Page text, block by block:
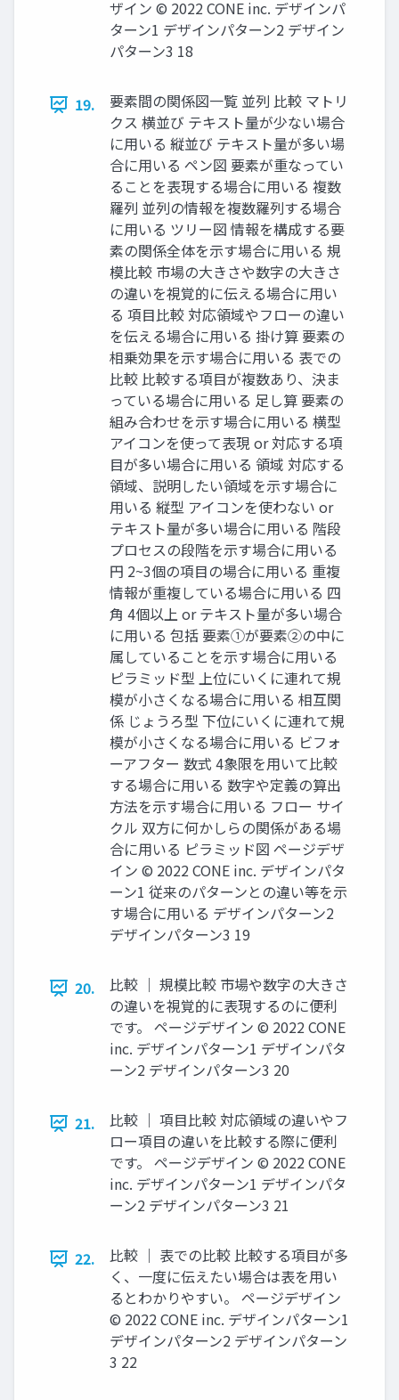
ザイン © 2022 CONE inc. デザインパ
ターン1 デザインパターン2 デザイン
パターン3 18
19.
要素間の関係図⼀覧 並列 ⽐較 マトリ
クス 横並び テキスト量が少ない場合
に⽤いる 縦並び テキスト量が多い場
合に⽤いる ペン図 要素が重なってい
ることを表現する場合に⽤いる 複数
羅列 並列の情報を複数羅列する場合
に⽤いる ツリー図 情報を構成する要
素の関係全体を⽰す場合に⽤いる 規
模⽐較 市場の⼤きさや数字の⼤きさ
の違いを視覚的に伝える場合に⽤い
る 項⽬⽐較 対応領域やフローの違い
を伝える場合に⽤いる 掛け算 要素の
相乗効果を⽰す場合に⽤いる 表での
⽐較 ⽐較する項⽬が複数あり、決ま
っている場合に⽤いる ⾜し算 要素の
組み合わせを⽰す場合に⽤いる 横型
アイコンを使って表現 or 対応する項
⽬が多い場合に⽤いる 領域 対応する
領域、説明したい領域を⽰す場合に
⽤いる 縦型 アイコンを使わない or
テキスト量が多い場合に⽤いる 階段
プロセスの段階を⽰す場合に⽤いる
円 2~3個の項⽬の場合に⽤いる 重複
情報が重複している場合に⽤いる 四
⾓ 4個以上 or テキスト量が多い場合
に⽤いる 包括 要素①が要素②の中に
属していることを⽰す場合に⽤いる
ピラミッド型 上位にいくに連れて規
模が⼩さくなる場合に⽤いる 相互関
係 じょうろ型 下位にいくに連れて規
模が⼩さくなる場合に⽤いる ビフォ
ーアフター 数式 4象限を⽤いて⽐較
する場合に⽤いる 数字や定義の算出
⽅法を⽰す場合に⽤いる フロー サイ
クル 双⽅に何かしらの関係がある場
合に⽤いる ピラミッド図 ページデザ
イン © 2022 CONE inc. デザインパタ
ーン1 従来のパターンとの違い等を⽰
す場合に⽤いる デザインパターン2
デザインパターン3 19
20.
⽐較 ｜ 規模⽐較 市場や数字の⼤きさ
の違いを視覚的に表現するのに便利
です。 ページデザイン © 2022 CONE
inc. デザインパターン1 デザインパタ
ーン2 デザインパターン3 20
21.
⽐較 ｜ 項⽬⽐較 対応領域の違いやフ
ロー項⽬の違いを⽐較する際に便利
です。 ページデザイン © 2022 CONE
inc. デザインパターン1 デザインパタ
ーン2 デザインパターン3 21
22.
⽐較 ｜ 表での⽐較 ⽐較する項⽬が多
く、⼀度に伝えたい場合は表を⽤い
るとわかりやすい。 ページデザイン
© 2022 CONE inc. デザインパターン1
デザインパターン2 デザインパターン
3 22